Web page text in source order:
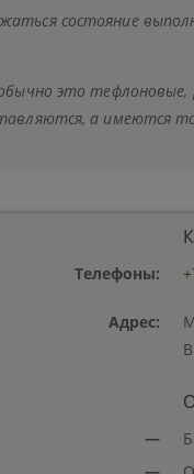
состояние
это
а имеются
Телефоны:
Адрес:
—